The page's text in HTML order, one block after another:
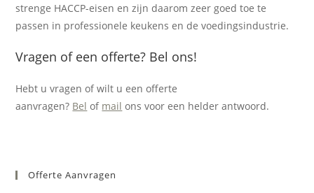
strenge HACCP-eisen en zijn daarom zeer goed toe te
passen in professionele keukens en de voedingsindustrie.
Vragen of een offerte? Bel ons!
Hebt u vragen of wilt u een offerte
aanvragen? Bel of mail ons voor een helder antwoord.
Offerte Aanvragen